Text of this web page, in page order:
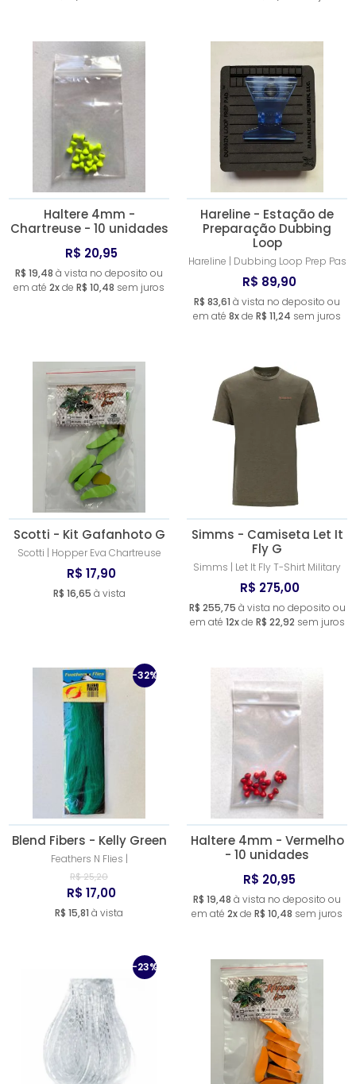
Haltere 4mm -
Chartreuse - 10 unidades
R$ 20,95
R$ 19,48 à vista no deposito ou
em até 2xde R$ 10,48 sem juros
Hareline - Estação de
Preparação Dubbing
Loop
Hareline | Dubbing Loop Prep Pas
R$ 89,90
R$ 83,61 à vista no deposito ou
em até 8xde R$ 11,24 sem juros
Scotti - Kit Gafanhoto G
Scotti | Hopper Eva Chartreuse
R$ 17,90
R$ 16,65 à vista
Simms - Camiseta Let It
Fly G
Simms | Let It Fly T-Shirt Military
R$ 275,00
R$ 255,75 à vista no deposito ou
em até 12xde R$ 22,92 sem juros
-32%
Blend Fibers - Kelly Green
Feathers N Flies |
R$ 25,20
R$ 17,00
R$ 15,81 à vista
Haltere 4mm - Vermelho
- 10 unidades
R$ 20,95
R$ 19,48 à vista no deposito ou
em até 2xde R$ 10,48 sem juros
-23%